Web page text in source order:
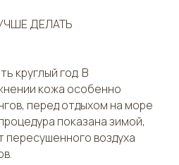
ДЕЛАТЬ
круглый год. В
кожа особенно
перед отдыхом на море
показана зимой,
пересушенного воздуха